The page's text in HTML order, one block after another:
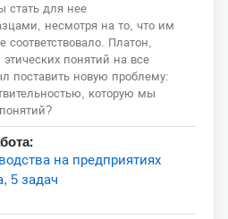
стать для нее
несмотря на то, что им
соответствовало. Платон,
понятий на все
поставить новую проблему:
которую мы
на предприятиях
5 задач